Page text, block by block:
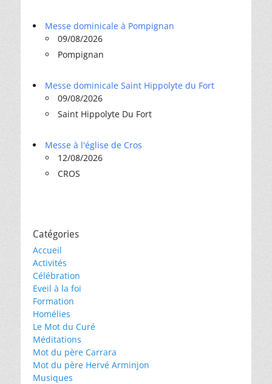
Messe dominicale à Pompignan
09/08/2026
Pompignan
Messe dominicale Saint Hippolyte du Fort
09/08/2026
Saint Hippolyte Du Fort
Messe à l'église de Cros
12/08/2026
CROS
Catégories
Accueil
Activités
Célébration
Eveil à la foi
Formation
Homélies
Le Mot du Curé
Méditations
Mot du père Carrara
Mot du père Hervé Arminjon
Musiques